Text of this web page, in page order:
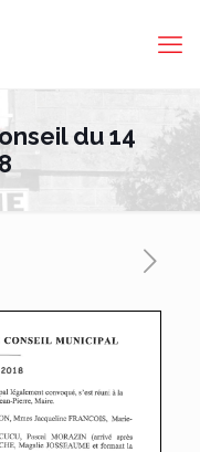
du 14